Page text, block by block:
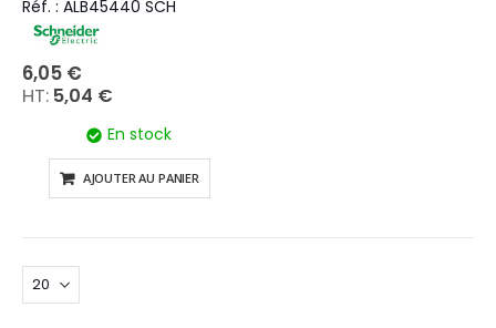
Réf. : ALB45440 SCH
6,05 €
5,04 €
En stock
AJOUTER AU PANIER